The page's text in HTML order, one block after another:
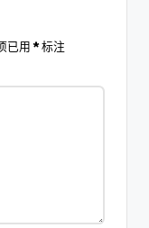
已用*标注